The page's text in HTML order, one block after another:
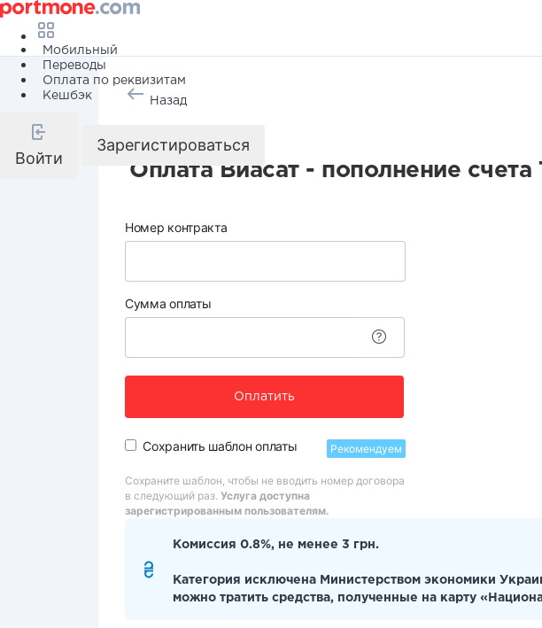
Мобильный
Переводы
Оплата по реквизитам
Кешбэк
Войти
Зарегистироваться
Назад
Оплата Виасат - пополнение счета
Номер контракта
Сумма оплаты
Оплатить
Сохранить шаблон оплаты Рекомендуем
Сохраните шаблон, чтобы не вводить номер договора
в следующий раз. Услуга доступна
зарегистрированным пользователям.
Комиссия 0.8%, не менее 3 грн.
Категория исключена Министерством экономики
можно тратить средства, полученные на карту